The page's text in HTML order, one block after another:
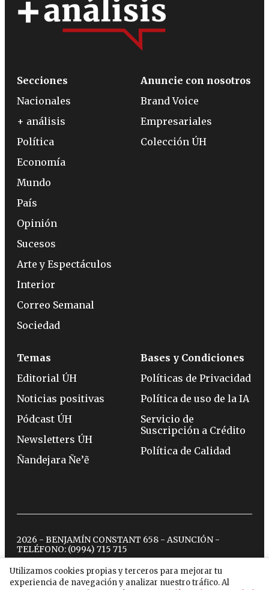
Utilizamos cookies propias y terceros para mejorar tu
experiencia de navegación y analizar nuestro tráfico. Al
Secciones
Nacionales
+ análisis
Política
Economía
Mundo
País
Opinión
Sucesos
Arte y Espectáculos
Interior
Correo Semanal
Sociedad
Anuncie con nosotros
Brand Voice
Empresariales
Colección ÚH
Temas
Editorial ÚH
Noticias positivas
Pódcast ÚH
Newsletters ÚH
Ñandejara Ñe’ẽ
Bases y Condiciones
Políticas de Privacidad
Política de uso de la IA
Servicio de
Suscripción a Crédito
Política de Calidad
2026 - BENJAMÍN CONSTANT 658 - ASUNCIÓN -
TELÉFONO: (0994) 715 715